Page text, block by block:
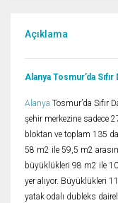
Açıklama
Alanya Tosmur’da
Alanya Tosmur’da Sıfır
şehir merkezine sadece
bloktan ve toplam 135
58 m2 ile 59,5 m2
büyüklükleri 98 m2 ile
yer alıyor. Büyüklükleri
yatak odalı dubleks